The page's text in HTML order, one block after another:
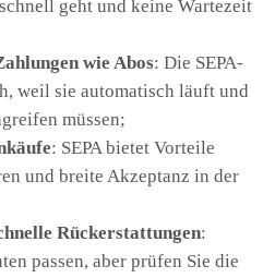
geht und keine Wartezeit
wie Abos: Die SEPA-
weil sie automatisch läuft und
müssen;
: SEPA bietet Vorteile
und breite Akzeptanz in der
Rückerstattungen:
passen, aber prüfen Sie die